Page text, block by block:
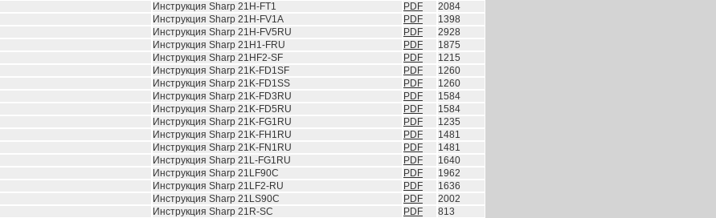
Инструкция Sharp 21H-FT1 PDF
2084
Инструкция Sharp 21H-FV1A PDF
1398
Инструкция Sharp 21H-FV5RU PDF
2928
Инструкция Sharp 21H1-FRU PDF
1875
Инструкция Sharp 21HF2-SF PDF
1215
Инструкция Sharp 21K-FD1SF PDF
1260
Инструкция Sharp 21K-FD1SS PDF
1260
Инструкция Sharp 21K-FD3RU PDF
1584
Инструкция Sharp 21K-FD5RU PDF
1584
Инструкция Sharp 21K-FG1RU PDF
1235
Инструкция Sharp 21K-FH1RU PDF
1481
Инструкция Sharp 21K-FN1RU PDF
1481
Инструкция Sharp 21L-FG1RU PDF
1640
Инструкция Sharp 21LF90C PDF
1962
Инструкция Sharp 21LF2-RU PDF
1636
Инструкция Sharp 21LS90C PDF
2002
Инструкция Sharp 21R-SC PDF
813